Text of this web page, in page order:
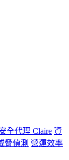
全代理 Claire 資
脅偵測 營運效率